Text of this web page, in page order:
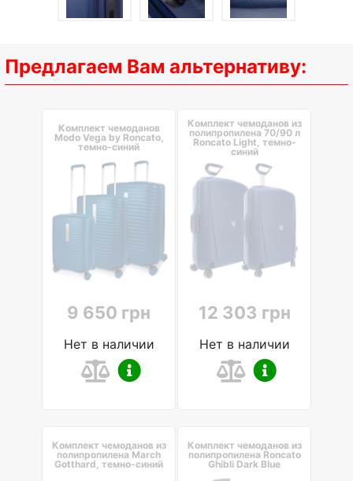
Предлагаем Вам альтернативу:
Комплект чемоданов
Modo Vega by Roncato,
темно-синий
9 650 грн
Нет в наличии
Комплект чемоданов из
полипропилена 70/90 л
Roncato Light, темно-
синий
12 303 грн
Нет в наличии
Комплект чемоданов из
полипропилена March
Gotthard, темно-синий
Комплект чемоданов из
полипропилена Roncato
Ghibli Dark Blue